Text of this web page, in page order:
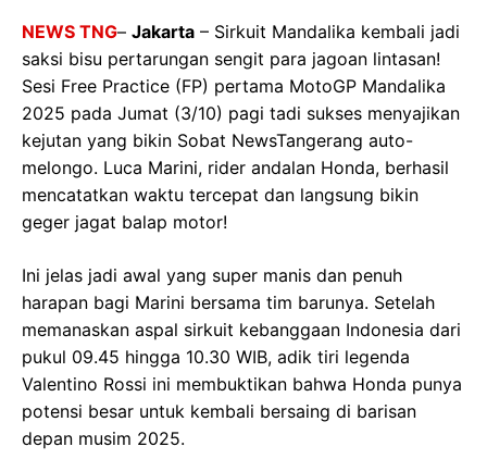
NEWS TNG– Jakarta – Sirkuit Mandalika kembali jadi
saksi bisu pertarungan sengit para jagoan lintasan!
Sesi Free Practice (FP) pertama MotoGP Mandalika
2025 pada Jumat (3/10) pagi tadi sukses menyajikan
kejutan yang bikin Sobat NewsTangerang auto-
melongo. Luca Marini, rider andalan Honda, berhasil
mencatatkan waktu tercepat dan langsung bikin
geger jagat balap motor!
Ini jelas jadi awal yang super manis dan penuh
harapan bagi Marini bersama tim barunya. Setelah
memanaskan aspal sirkuit kebanggaan Indonesia dari
pukul 09.45 hingga 10.30 WIB, adik tiri legenda
Valentino Rossi ini membuktikan bahwa Honda punya
potensi besar untuk kembali bersaing di barisan
depan musim 2025.